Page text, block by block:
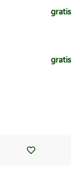
gratis
gratis